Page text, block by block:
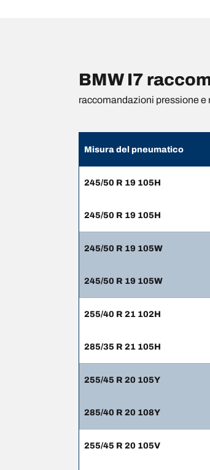
BMW I7
raccomandazioni pressione
Misura del pneumatico
245/50 R 19 105H
245/50 R 19 105H
245/50 R 19 105W
245/50 R 19 105W
255/40 R 21 102H
285/35 R 21 105H
255/45 R 20 105Y
285/40 R 20 108Y
255/45 R 20 105V